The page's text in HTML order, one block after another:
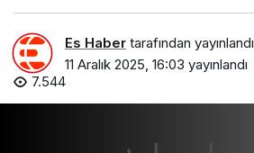
Es Haber tarafından yayınlandı
11 Aralık 2025, 16:03 yayınlandı
7.544